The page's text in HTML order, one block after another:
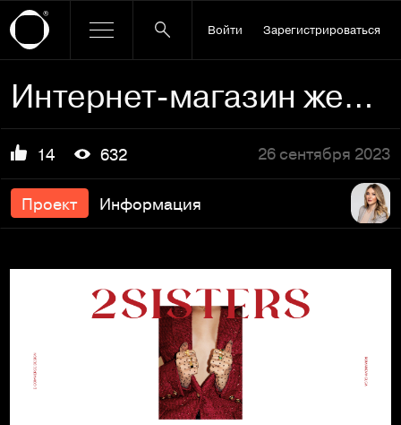
Войти Зарегистрироваться
Интернет-магазин женской одежды
14 632 26 сентября 2023
Проект Информация